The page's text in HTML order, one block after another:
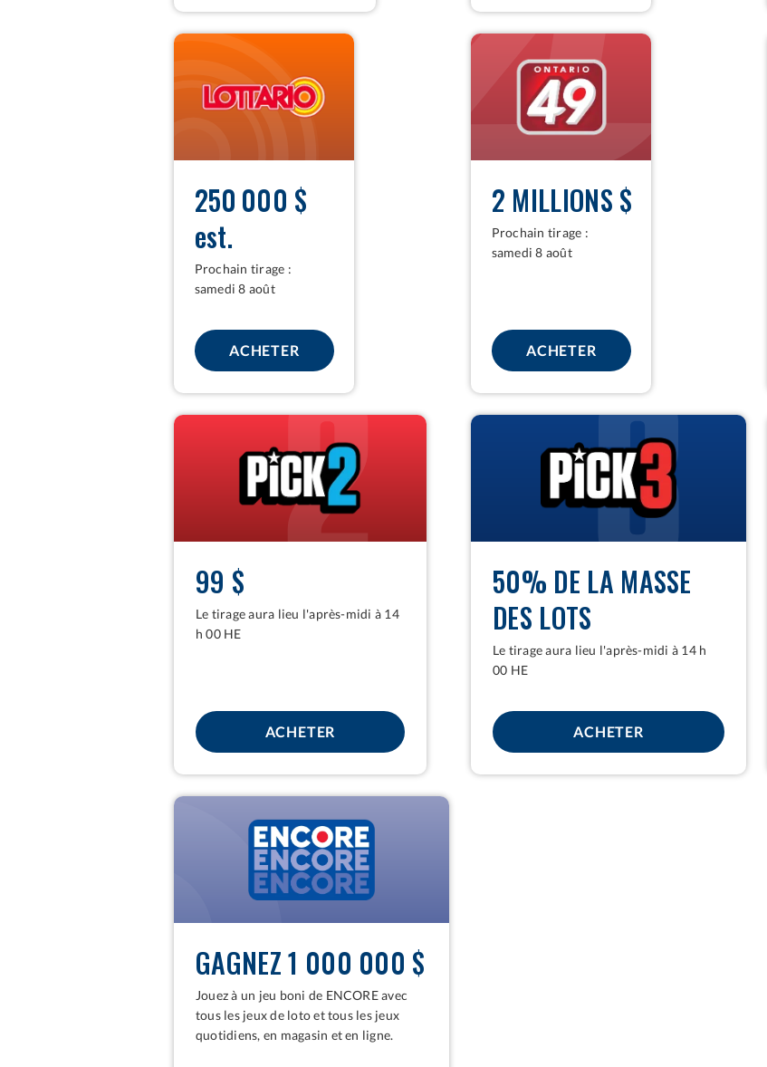
250 000 $
est.
Prochain tirage :
samedi 8 août
ACHETERPOUR LOTTARIO
ONTARIO
2 MILLIONS $
Prochain tirage :
samedi 8 août
ACHETERPOUR ONTARIO 49
99 $
Le tirage aura lieu l'après-midi à 14
h 00 HE
ACHETER POUR PICK 2
50% DE LA MASSE
DES LOTS
Le tirage aura lieu l'après-midi à 14 h
00 HE
ACHETERPOUR PICK 3
GAGNEZ 1 000 000 $
Jouez à un jeu boni de ENCORE avec
tous les jeux de loto et tous les jeux
quotidiens, en magasin et en ligne.